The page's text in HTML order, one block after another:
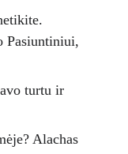
Pasiuntiniui,
turtu ir
Alachas